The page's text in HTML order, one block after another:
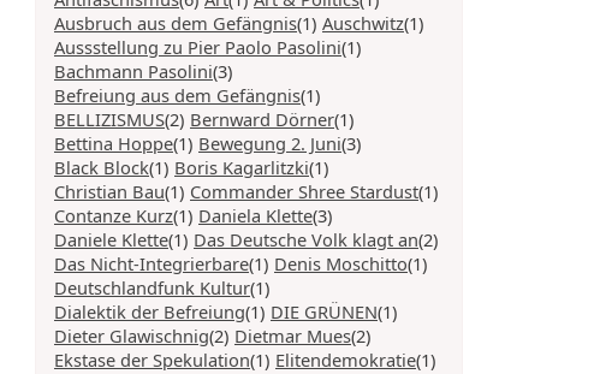
Ausbruch aus dem Gefängnis(1) Auschwitz(1)
Aussstellung zu Pier Paolo Pasolini(1)
Bachmann Pasolini(3)
Befreiung aus dem Gefängnis(1)
BELLIZISMUS(2) Bernward Dörner(1)
Bettina Hoppe(1) Bewegung 2. Juni(3)
Black Block(1) Boris Kagarlitzki(1)
Christian Bau(1) Commander Shree Stardust(1)
Contanze Kurz(1) Daniela Klette(3)
Daniele Klette(1) Das Deutsche Volk klagt an(2)
Das Nicht-Integrierbare(1) Denis Moschitto(1)
Deutschlandfunk Kultur(1)
Dialektik der Befreiung(1) DIE GRÜNEN(1)
Dieter Glawischnig(2) Dietmar Mues(2)
Ekstase der Spekulation(1) Elitendemokratie(1)